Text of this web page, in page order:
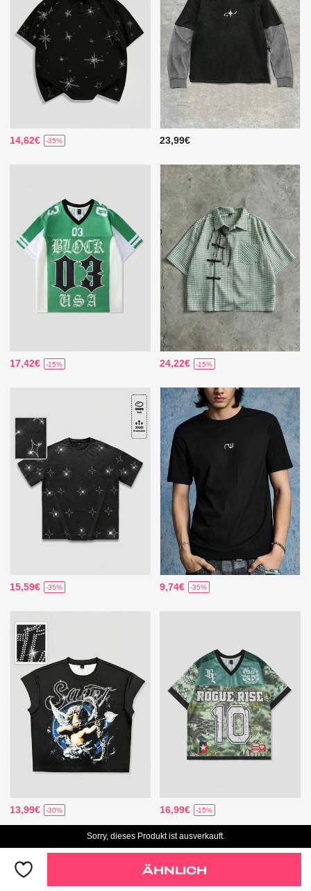
14,62€ -35% 23,99€
17,42€ -15% 24,22€ -15%
15,59€ -35% 9,74€ -35%
13,99€ -30% 16,99€ -15%
Sorry, dieses Produkt ist ausverkauft.
ÄHNLICH